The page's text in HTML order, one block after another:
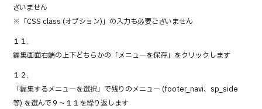
ざいません
※「CSS class (オプション)」の入力も必要ございません
１１．
編集画面右端の上下どちらかの「メニューを保存」をクリックします
１２．
「編集するメニューを選択」で残りのメニュー (footer_navi、sp_side
等) を選んで９～１１を繰り返します